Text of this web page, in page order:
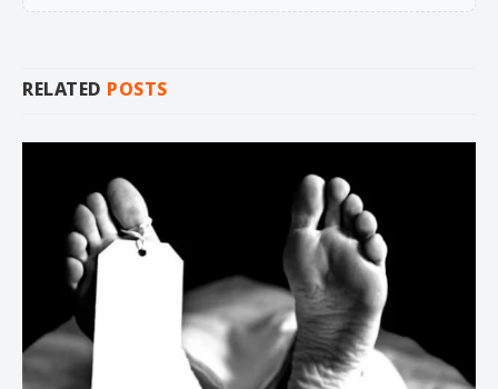
RELATED POSTS